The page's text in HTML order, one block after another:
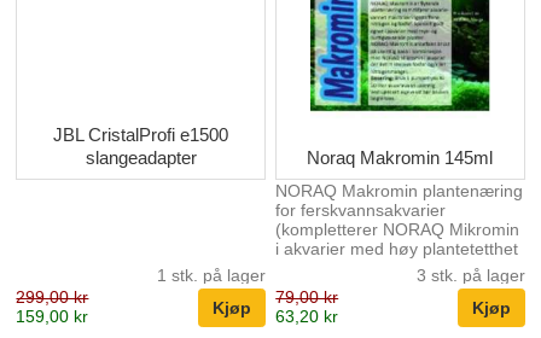
JBL CristalProfi e1500
slangeadapter
1 stk. på lager
299,00 kr
159,00 kr
Noraq Makromin 145ml
NORAQ Makromin plantenæring
for ferskvannsakvarier
(kompletterer NORAQ Mikromin
i akvarier med høy plantetetthet
og lav fisketetthet) Leveres i
flaske á 145 ml NORAQ M a
kromin er et flytende
plantenæringsprodukt (sikrer
3 stk. på lager
79,00 kr
63,20 kr